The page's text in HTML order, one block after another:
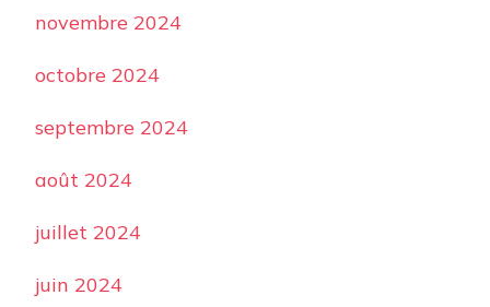
novembre 2024
octobre 2024
septembre 2024
août 2024
juillet 2024
juin 2024